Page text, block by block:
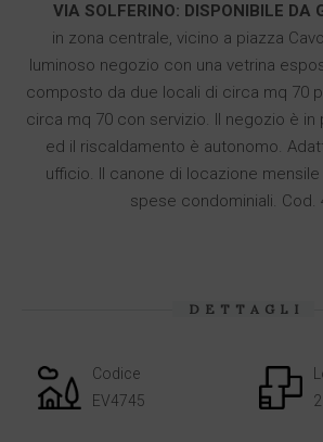
VIA SOLFERINO: DISPONIBILE DA
in zona centrale, vicino a piazza
luminoso negozio con una vetrina
composto da due locali di circa mq 70
circa mq 70 con servizio. Il negozio è
ed il riscaldamento è autonomo.
ufficio. Il canone di locazione mensile
spese condominiali. Cod.
DETTAGLI
Codice
EV4745
2